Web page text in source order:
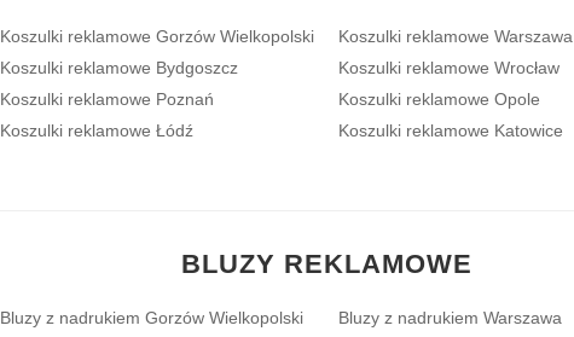
Koszulki reklamowe Gorzów Wielkopolski
Koszulki reklamowe Bydgoszcz
Koszulki reklamowe Poznań
Koszulki reklamowe Łódź
Koszulki reklamowe Warszawa
Koszulki reklamowe Wrocław
Koszulki reklamowe Opole
Koszulki reklamowe Katowice
BLUZY REKLAMOWE
Bluzy z nadrukiem Gorzów Wielkopolski
Bluzy z nadrukiem Warszawa